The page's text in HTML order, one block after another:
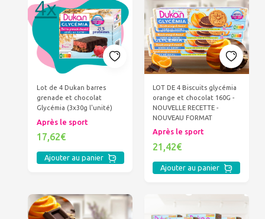
Lot de 4 Dukan barres
grenade et chocolat
Glycémia (3x30g l'unité)
Après le sport
17,62€
Ajouter au panier
LOT DE 4 Biscuits glycémia
orange et chocolat 160G -
NOUVELLE RECETTE -
NOUVEAU FORMAT
Après le sport
21,42€
Ajouter au panier